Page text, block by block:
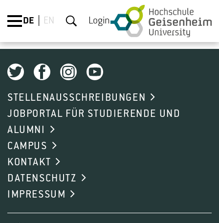
DE EN Login
STELLENAUSSCHREIBUNGEN
JOBPORTAL FÜR STUDIERENDE UND
ALUMNI
CAMPUS
KONTAKT
DATENSCHUTZ
IMPRESSUM